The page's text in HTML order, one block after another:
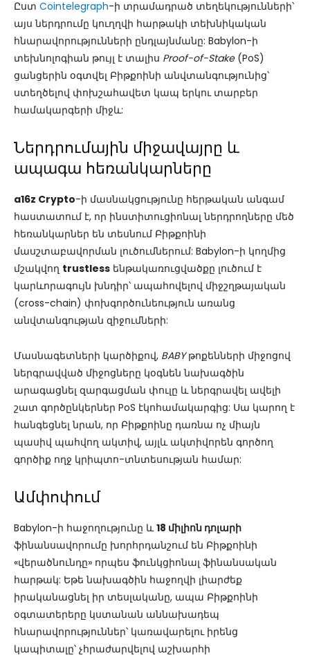
Ըստ Cointelegraph-ի տրամադրած տեղեկությունների՝
այս ներդրումը կուղղվի հարթակի տեխնիկական
հնարավորությունների ընդլայնմանը: Babylon-ի
տեխնոլոգիան թույլ է տալիս Proof-of-Stake(PoS)
ցանցերին օգտվել Բիթքոինի անվտանգությունից՝
ստեղծելով փոխշահավետ կապ երկու տարբեր
համակարգերի միջև:
Ներդրումային միջավայրը և
ապագա հեռանկարները
a16z Crypto-ի մասնակցությունը հերթական անգամ
հաստատում է, որ ինստիտուցիոնալ ներդրողները մեծ
հեռանկարներ են տեսնում Բիթքոինի
մասշտաբավորման լուծումներում: Babylon-ի կողմից
մշակվող trustless ենթակառուցվածքը լուծում է
կարևորագույն խնդիր՝ ապահովելով միջշղթայական
(cross-chain) փոխգործունեություն առանց
անվտանգության զիջումների:
Մասնագետների կարծիքով, BABYթոքենների միջոցով
ներգրավված միջոցները կօգնեն նախագծին
արագացնել զարգացման փուլը և ներգրավել ավելի
շատ գործընկերներ PoS էկոհամակարգից: Սա կարող է
հանգեցնել նրան, որ Բիթքոինը դառնա ոչ միայն
պասիվ պահվող ակտիվ, այլև ակտիվորեն գործող
գործիք ողջ կրիպտո-տնտեսության համար:
Ամփոփում
Babylon-ի հաջողությունը և18 միլիոն դոլարի
ֆինանսավորումը խորհրդանշում են Բիթքոինի
«վերածնունդը» որպես ֆունկցիոնալ ֆինանսական
հարթակ: Եթե նախագծին հաջողվի լիարժեք
իրականացնել իր տեսլականը, ապա Բիթքոինի
օգտատերերը կստանան աննախադեպ
հնարավորություններ՝ կառավարելու իրենց
կապիտալը՝ չհրաժարվելով աշխարհի